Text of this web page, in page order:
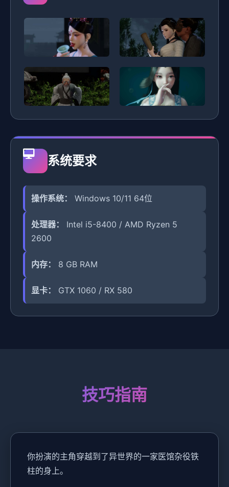
系统要求
操作系统： Windows 10/11 64位
处理器：
Intel i5-8400 / AMD Ryzen 5
2600
内存： 8 GB RAM
显卡： GTX 1060 / RX 580
技巧指南
你扮演的主角穿越到了异世界的一家医馆杂役铁
柱的身上。